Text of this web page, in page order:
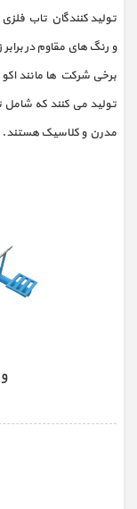
تولید کنندگان تاب فلزی
و رنگ‌ های مقاوم در
برخی شرکت‌ ها مانند
تولید می‌ کنند که شامل
مدرن و کلاسیک هستند.